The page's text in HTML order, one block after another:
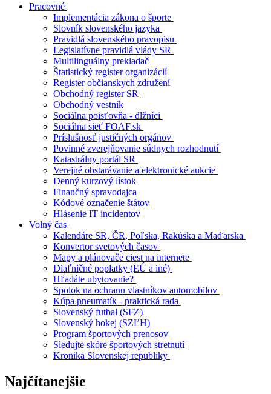
Pracovné
Implementácia zákona o športe
Slovník slovenského jazyka
Pravidlá slovenského pravopisu
Legislatívne pravidlá vlády SR
Multilinguálny prekladač
Štatistický register organizácií
Register občianskych združení
Obchodný register SR
Obchodný vestník
Sociálna poisťovňa - dlžníci
Sociálna sieť FOAF.sk
Príslušnosť justičných orgánov
Povinné zverejňovanie súdnych rozhodnutí
Katastrálny portál SR
Verejné obstarávanie a elektronické aukcie
Denný kurzový lístok
Finančný spravodajca
Kódové označenie štátov
Hlásenie IT incidentov
Volný čas
Kalendáre SR, ČR, Poľska, Rakúska a Maďarska
Konvertor svetových časov
Mapy a plánovače ciest na internete
Diaľničné poplatky (EÚ a iné)
Hľadáte ubytovanie?
Spolok na ochranu vlastníkov automobilov
Kúpa pneumatík - praktická rada
Slovenský futbal (SFZ)
Slovenský hokej (SZĽH)
Program športových prenosov
Sledujte skóre športových stretnutí
Kronika Slovenskej republiky
Najčítanejšie